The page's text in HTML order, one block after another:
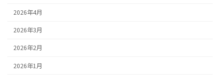
2026年4月
2026年3月
2026年2月
2026年1月